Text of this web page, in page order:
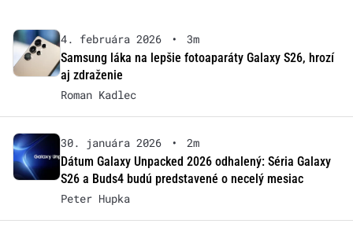
4. februára 2026 •
3m
Samsung láka na lepšie fotoaparáty Galaxy S26, hrozí
aj zdraženie
Roman Kadlec
30. januára 2026 •
2m
Dátum Galaxy Unpacked 2026 odhalený: Séria Galaxy
S26 a Buds4 budú predstavené o necelý mesiac
Peter Hupka